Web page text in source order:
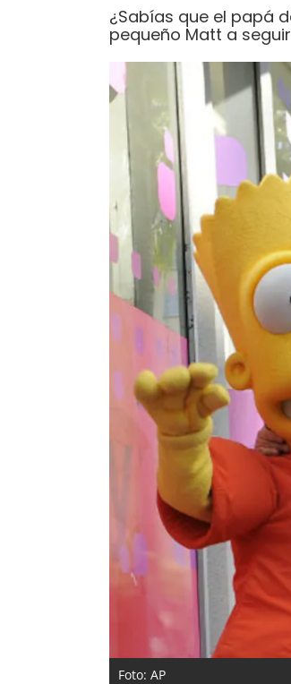
¿Sabías que el papá
pequeño Matt a
Foto: AP